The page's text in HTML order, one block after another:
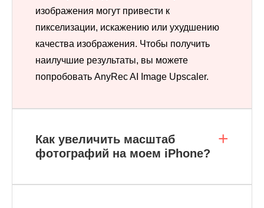
изображения могут привести к
пикселизации, искажению или ухудшению
качества изображения. Чтобы получить
наилучшие результаты, вы можете
попробовать AnyRec AI Image Upscaler.
Как увеличить масштаб
фотографий на моем iPhone?